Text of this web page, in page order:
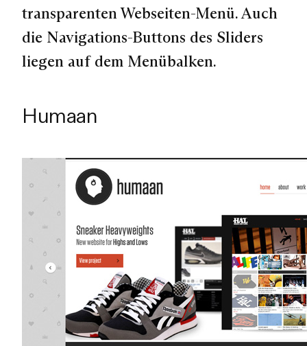
transparenten Webseiten-Menü. Auch
die Navigations-Buttons des Sliders
liegen auf dem Menübalken.
Humaan